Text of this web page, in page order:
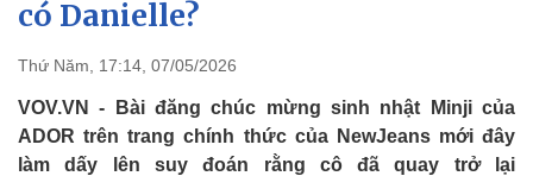
Quốc hội
có Danielle?
Thứ Năm, 17:14, 07/05/2026
VOV.VN - Bài đăng chúc mừng sinh nhật Minji của
ADOR trên trang chính thức của NewJeans mới đây
làm dấy lên suy đoán rằng cô đã quay trở lại